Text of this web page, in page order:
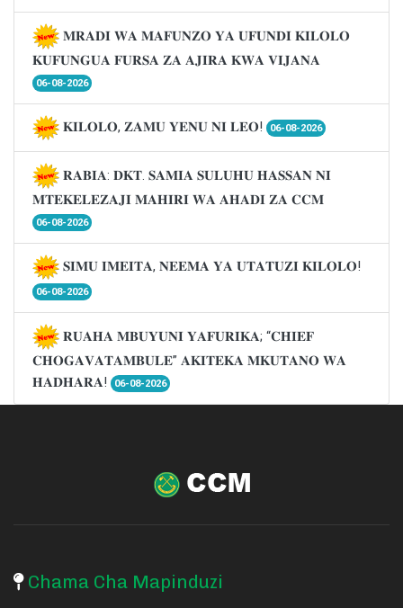
𝐌𝐑𝐀𝐃𝐈 𝐖𝐀 𝐌𝐀𝐅𝐔𝐍𝐙𝐎 𝐘𝐀 𝐔𝐅𝐔𝐍𝐃𝐈 𝐊𝐈𝐋𝐎𝐋𝐎
𝐊𝐔𝐅𝐔𝐍𝐆𝐔𝐀 𝐅𝐔𝐑𝐒𝐀 𝐙𝐀 𝐀𝐉𝐈𝐑𝐀 𝐊𝐖𝐀 𝐕𝐈𝐉𝐀𝐍𝐀
06-08-2026
𝐊𝐈𝐋𝐎𝐋𝐎, 𝐙𝐀𝐌𝐔 𝐘𝐄𝐍𝐔 𝐍𝐈 𝐋𝐄𝐎! 06-08-2026
𝐑𝐀𝐁𝐈𝐀: 𝐃𝐊𝐓. 𝐒𝐀𝐌𝐈𝐀 𝐒𝐔𝐋𝐔𝐇𝐔 𝐇𝐀𝐒𝐒𝐀𝐍 𝐍𝐈
𝐌𝐓𝐄𝐊𝐄𝐋𝐄𝐙𝐀𝐉𝐈 𝐌𝐀𝐇𝐈𝐑𝐈 𝐖𝐀 𝐀𝐇𝐀𝐃𝐈 𝐙𝐀 𝐂𝐂𝐌
06-08-2026
𝐒𝐈𝐌𝐔 𝐈𝐌𝐄𝐈𝐓𝐀, 𝐍𝐄𝐄𝐌𝐀 𝐘𝐀 𝐔𝐓𝐀𝐓𝐔𝐙𝐈 𝐊𝐈𝐋𝐎𝐋𝐎!
06-08-2026
𝐑𝐔𝐀𝐇𝐀 𝐌𝐁𝐔𝐘𝐔𝐍𝐈 𝐘𝐀𝐅𝐔𝐑𝐈𝐊𝐀; “𝐂𝐇𝐈𝐄𝐅
𝐂𝐇𝐎𝐆𝐀𝐕𝐀𝐓𝐀𝐌𝐁𝐔𝐋𝐄” 𝐀𝐊𝐈𝐓𝐄𝐊𝐀 𝐌𝐊𝐔𝐓𝐀𝐍𝐎 𝐖𝐀
𝐇𝐀𝐃𝐇𝐀𝐑𝐀!
06-08-2026
Chama Cha Mapinduzi